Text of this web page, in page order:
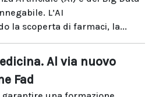
L’AI
la scoperta di farmaci, la...
Al via nuovo
Fad